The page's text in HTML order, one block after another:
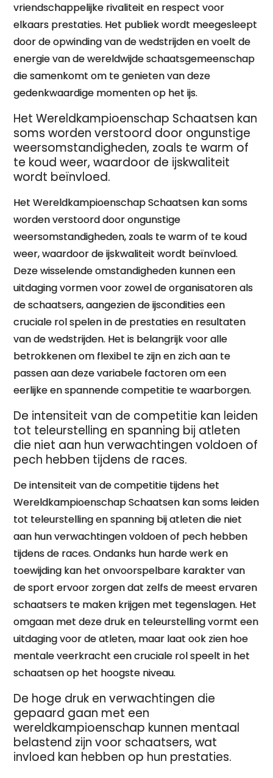
vriendschappelijke rivaliteit en respect voor
elkaars prestaties. Het publiek wordt meegesleept
door de opwinding van de wedstrijden en voelt de
energie van de wereldwijde schaatsgemeenschap
die samenkomt om te genieten van deze
gedenkwaardige momenten op het ijs.
Het Wereldkampioenschap Schaatsen kan
soms worden verstoord door ongunstige
weersomstandigheden, zoals te warm of
te koud weer, waardoor de ijskwaliteit
wordt beïnvloed.
Het Wereldkampioenschap Schaatsen kan soms
worden verstoord door ongunstige
weersomstandigheden, zoals te warm of te koud
weer, waardoor de ijskwaliteit wordt beïnvloed.
Deze wisselende omstandigheden kunnen een
uitdaging vormen voor zowel de organisatoren als
de schaatsers, aangezien de ijscondities een
cruciale rol spelen in de prestaties en resultaten
van de wedstrijden. Het is belangrijk voor alle
betrokkenen om flexibel te zijn en zich aan te
passen aan deze variabele factoren om een
eerlijke en spannende competitie te waarborgen.
De intensiteit van de competitie kan leiden
tot teleurstelling en spanning bij atleten
die niet aan hun verwachtingen voldoen of
pech hebben tijdens de races.
De intensiteit van de competitie tijdens het
Wereldkampioenschap Schaatsen kan soms leiden
tot teleurstelling en spanning bij atleten die niet
aan hun verwachtingen voldoen of pech hebben
tijdens de races. Ondanks hun harde werk en
toewijding kan het onvoorspelbare karakter van
de sport ervoor zorgen dat zelfs de meest ervaren
schaatsers te maken krijgen met tegenslagen. Het
omgaan met deze druk en teleurstelling vormt een
uitdaging voor de atleten, maar laat ook zien hoe
mentale veerkracht een cruciale rol speelt in het
schaatsen op het hoogste niveau.
De hoge druk en verwachtingen die
gepaard gaan met een
wereldkampioenschap kunnen mentaal
belastend zijn voor schaatsers, wat
invloed kan hebben op hun prestaties.